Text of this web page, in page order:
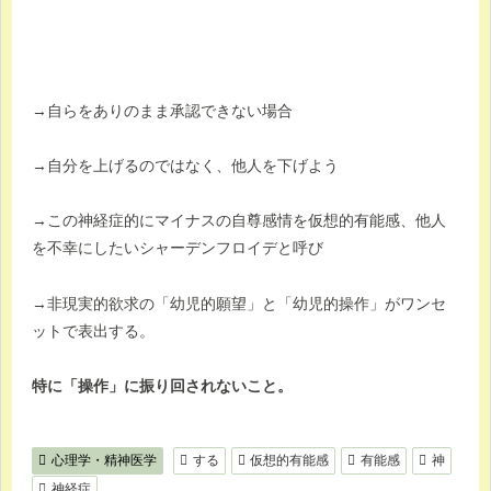
→自らをありのまま承認できない場合
→自分を上げるのではなく、他人を下げよう
→この神経症的にマイナスの自尊感情を仮想的有能感、他人
を不幸にしたいシャーデンフロイデと呼び
→非現実的欲求の「幼児的願望」と「幼児的操作」がワンセ
ットで表出する。
特に「操作」に振り回されないこと。
心理学・精神医学 する 仮想的有能感 有能感
神